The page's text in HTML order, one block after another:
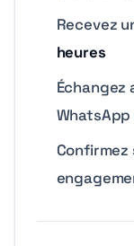
Recevez
heures
Échangez
WhatsApp